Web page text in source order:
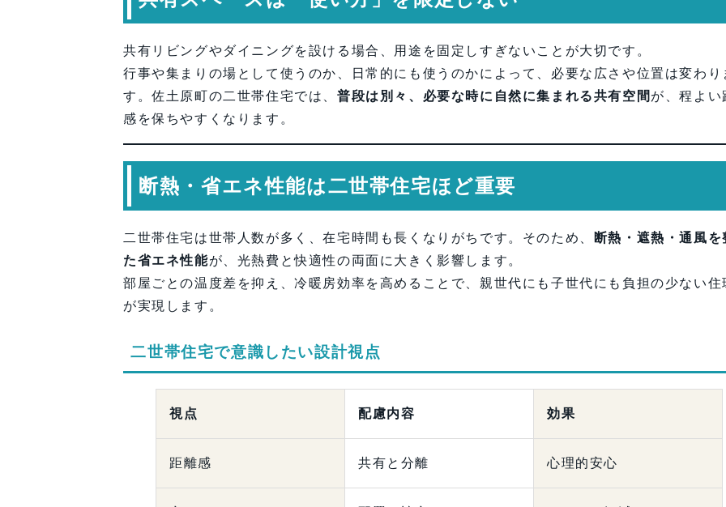
共有リビングやダイニングを設ける場合、用途を固定しすぎないことが大切です。
行事や集まりの場として使うのか、日常的にも使うのかによって、必要な広さや位置は変わり
す。佐土原町の二世帯住宅では、 普段は別々、必要な時に自然に集まれる共有空間 が、程よい
感を保ちやすくなります。
断熱・省エネ性能は二世帯住宅ほど重要
二世帯住宅は世帯人数が多く、在宅時間も長くなりがちです。そのため、
断熱・遮熱・通風を
た省エネ性能が、光熱費と快適性の両面に大きく影響します。
部屋ごとの温度差を抑え、冷暖房効率を高めることで、親世代にも子世代にも負担の少ない住
が実現します。
二世帯住宅で意識したい設計視点
視点 配慮内容 効果
距離感 共有と分離 心理的安心